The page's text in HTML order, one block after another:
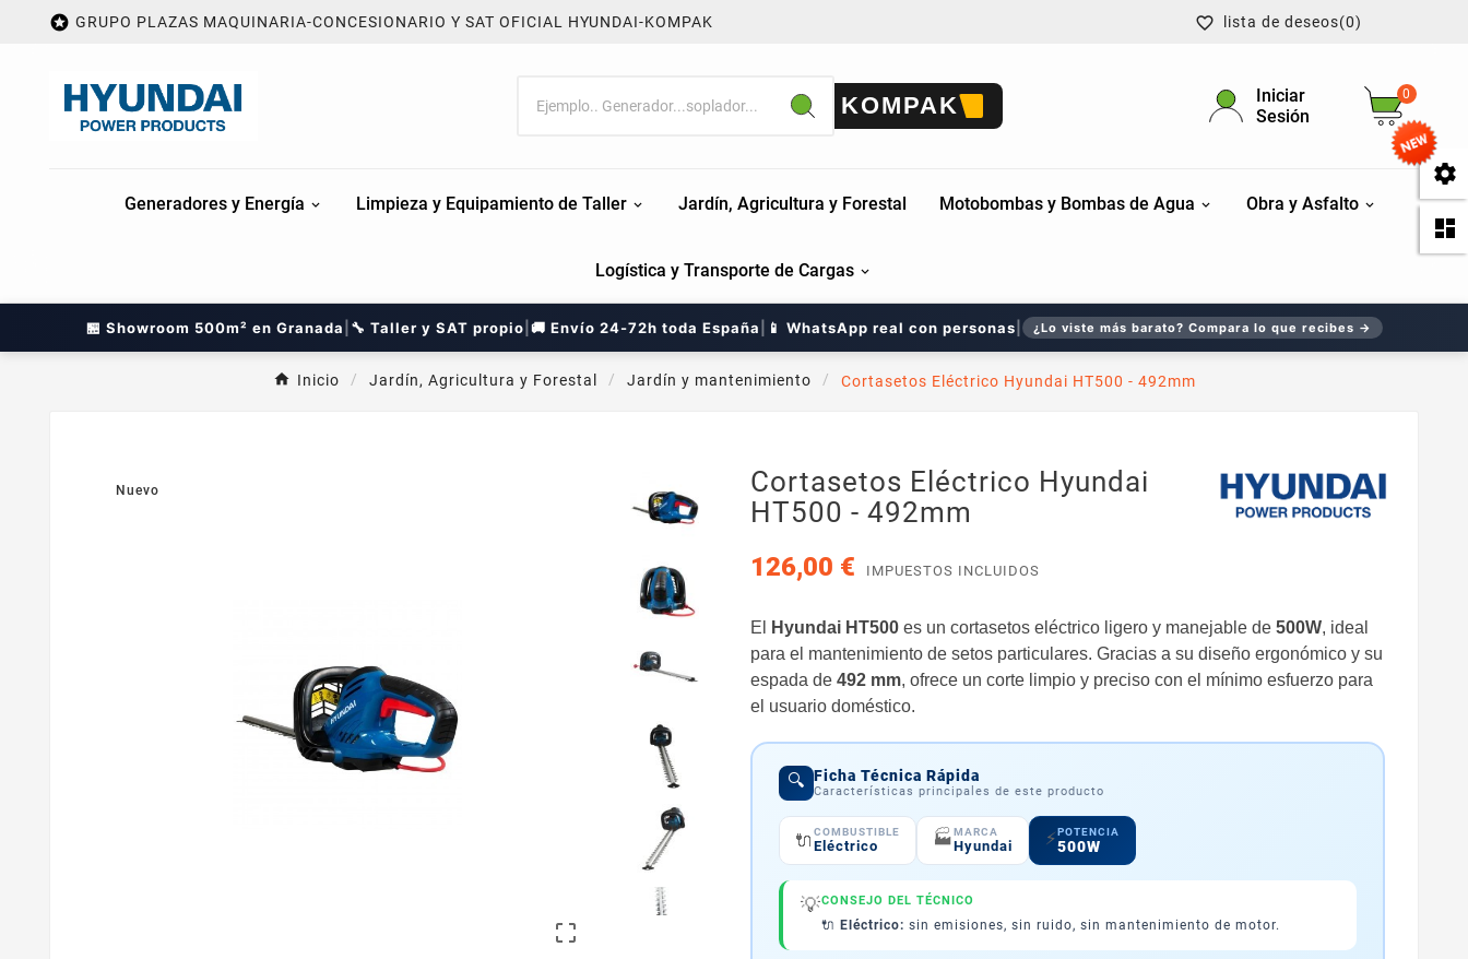


 GRUPO PLAZAS MAQUINARIA-CONCESIONARIO Y SAT OFICIAL HYUNDAI-KOMPAK  lista de deseos(0)
KOMPAK
Iniciar
Sesión
0
Generadores y Energía Limpieza y Equipamiento de Taller Jardín, Agricultura y Forestal Motobombas y Bombas de Agua Obra y Asfalto
Logística y Transporte de Cargas
🏪 Showroom 500m² en Granada 🔧 Taller y SAT propio 🚚 Envío 24-72h toda España 📱 WhatsApp real con personas ¿Lo viste más barato? Compara lo que recibes →
Inicio Jardín, Agricultura y Forestal Jardín y mantenimiento Cortasetos Eléctrico Hyundai HT500 - 492mm
Nuevo

Cortasetos Eléctrico Hyundai
HT500 - 492mm
126,00 € IMPUESTOS INCLUIDOS
El Hyundai HT500 es un cortasetos eléctrico ligero y manejable de 500W, ideal
para el mantenimiento de setos particulares. Gracias a su diseño ergonómico y su
espada de 492 mm, ofrece un corte limpio y preciso con el mínimo esfuerzo para
el usuario doméstico.
🔍 Ficha Técnica Rápida
Características principales de este producto
🔌 COMBUSTIBLE
Eléctrico 🏭MARCA
Hyundai ⚡POTENCIA
500W
💡CONSEJO DEL TÉCNICO
🔌 Eléctrico: sin emisiones, sin ruido, sin mantenimiento de motor.